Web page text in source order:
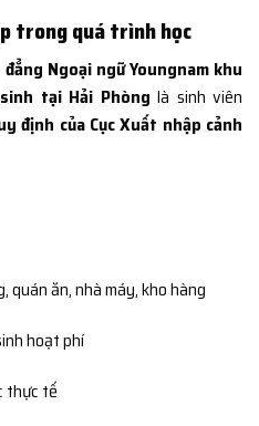
trong quá trình học
Ngoại ngữ Youngnam khu
tại Hải Phòng là sinh viên
định của Cục Xuất nhập cảnh
quán ăn, nhà máy, kho hàng
hoạt phí
thực tế